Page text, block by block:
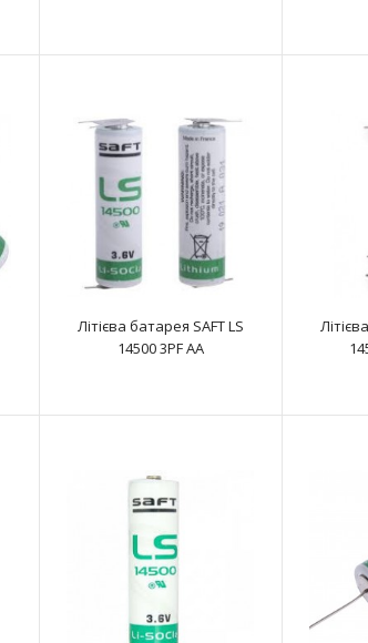
text_zero
Літієва батарея SAFT LS 14250 CNA 1/2
AA
text_zero
Літієва батарея SAFT LS 14250 STD 1/2
text_zero
Літієва батарея SAFT LS
14500 3PF AA